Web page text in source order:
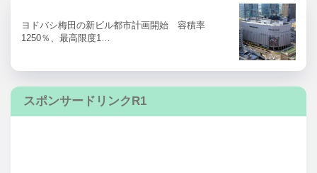
ヨドバシ梅田の新ビル都市計画開始 容積率
1250％、最高限度1…
スポンサードリンクR1